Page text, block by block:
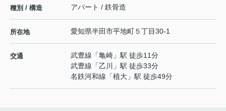
種別 / 構造 アパート / 鉄骨造
所在地 愛知県半田市平地町５丁目30-1
交通 武豊線 「亀崎 」駅 徒歩11分
武豊線 「乙川
」駅 徒歩33分
名鉄河和線 「植大 」駅 徒歩49分